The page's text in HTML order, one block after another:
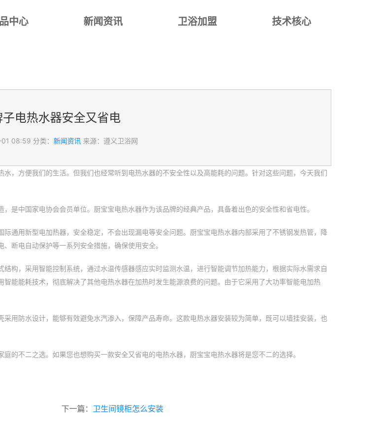
中心 新闻资讯 卫浴加盟 技术核心
电热水器安全又省电
01 08:59 分类： 新闻资讯 来源：遵义卫浴网
，方便我们的生活。但我们也经常听到电热水器的不安全性以及高能耗的问题。针对这些问题，今天我们
是中国家电协会会员单位。厨宝宝电热水器作为该品牌的经典产品，具备着出色的安全性和省电性。
通用新型电加热器，安全稳定，不会出现漏电等安全问题。厨宝宝电热水器内部采用了不锈钢发热管，降
断电自动保护等一系列安全措施，确保使用安全。
构，采用智能控制系统，通过水温传感器感应实时监测水温，进行智能调节加热能力，根据实际水需求自
能能耗技术，彻底解决了其他电热水器在加热时发生能源浪费的问题。由于它采用了大功率智能电加热
用防水设计，能够有效避免水汽渗入，保障产品寿命。这款电热水器安装较为简单，既可以墙挂安装，也
的不二之选。如果您也想购买一款安全又省电的电热水器，厨宝宝电热水器将是您不二的选择。
下一篇： 卫生间镜柜怎么安装